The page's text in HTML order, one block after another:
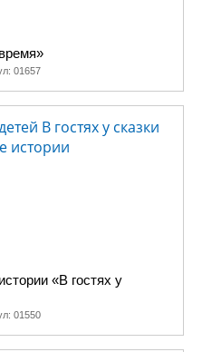
01657
«В гостях у
01550